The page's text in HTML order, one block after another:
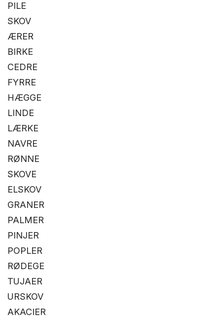
PILE
SKOV
ÆRER
BIRKE
CEDRE
FYRRE
HÆGGE
LINDE
LÆRKE
NAVRE
RØNNE
SKOVE
ELSKOV
GRANER
PALMER
PINJER
POPLER
RØDEGE
TUJAER
URSKOV
AKACIER